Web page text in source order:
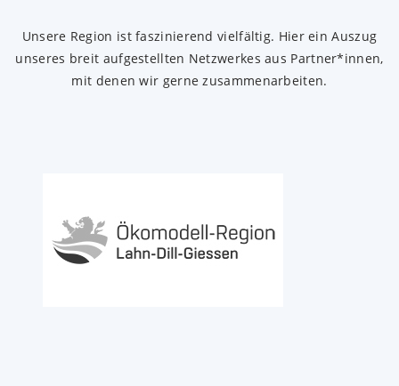
Unsere Region ist faszinierend vielfältig. Hier ein Auszug
unseres breit aufgestellten Netzwerkes aus Partner*innen,
mit denen wir gerne zusammenarbeiten.